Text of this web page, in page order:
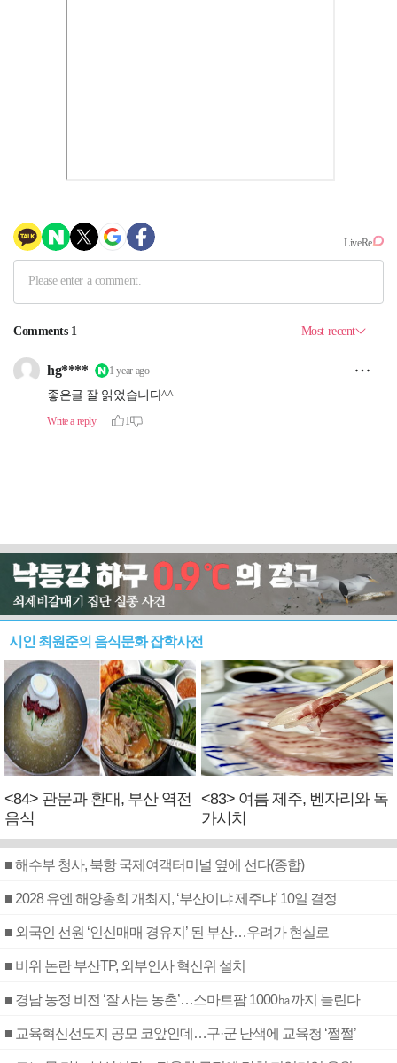
시인 최원준의 음식문화 잡학사전
<84> 관문과 환대, 부산 역전
음식
<83> 여름 제주, 벤자리와 독
가시치
■ 해수부 청사, 북항 국제여객터미널 옆에 선다(종합)
■ 2028 유엔 해양총회 개최지, ‘부산이냐 제주냐’ 10일 결정
■ 외국인 선원 ‘인신매매 경유지’ 된 부산…우려가 현실로
■ 비위 논란 부산TP, 외부인사 혁신위 설치
■ 경남 농정 비전 ‘잘 사는 농촌’…스마트팜 1000㏊까지 늘린다
■ 교육혁신선도지 공모 코앞인데…구·군 난색에 교육청 ‘쩔쩔’